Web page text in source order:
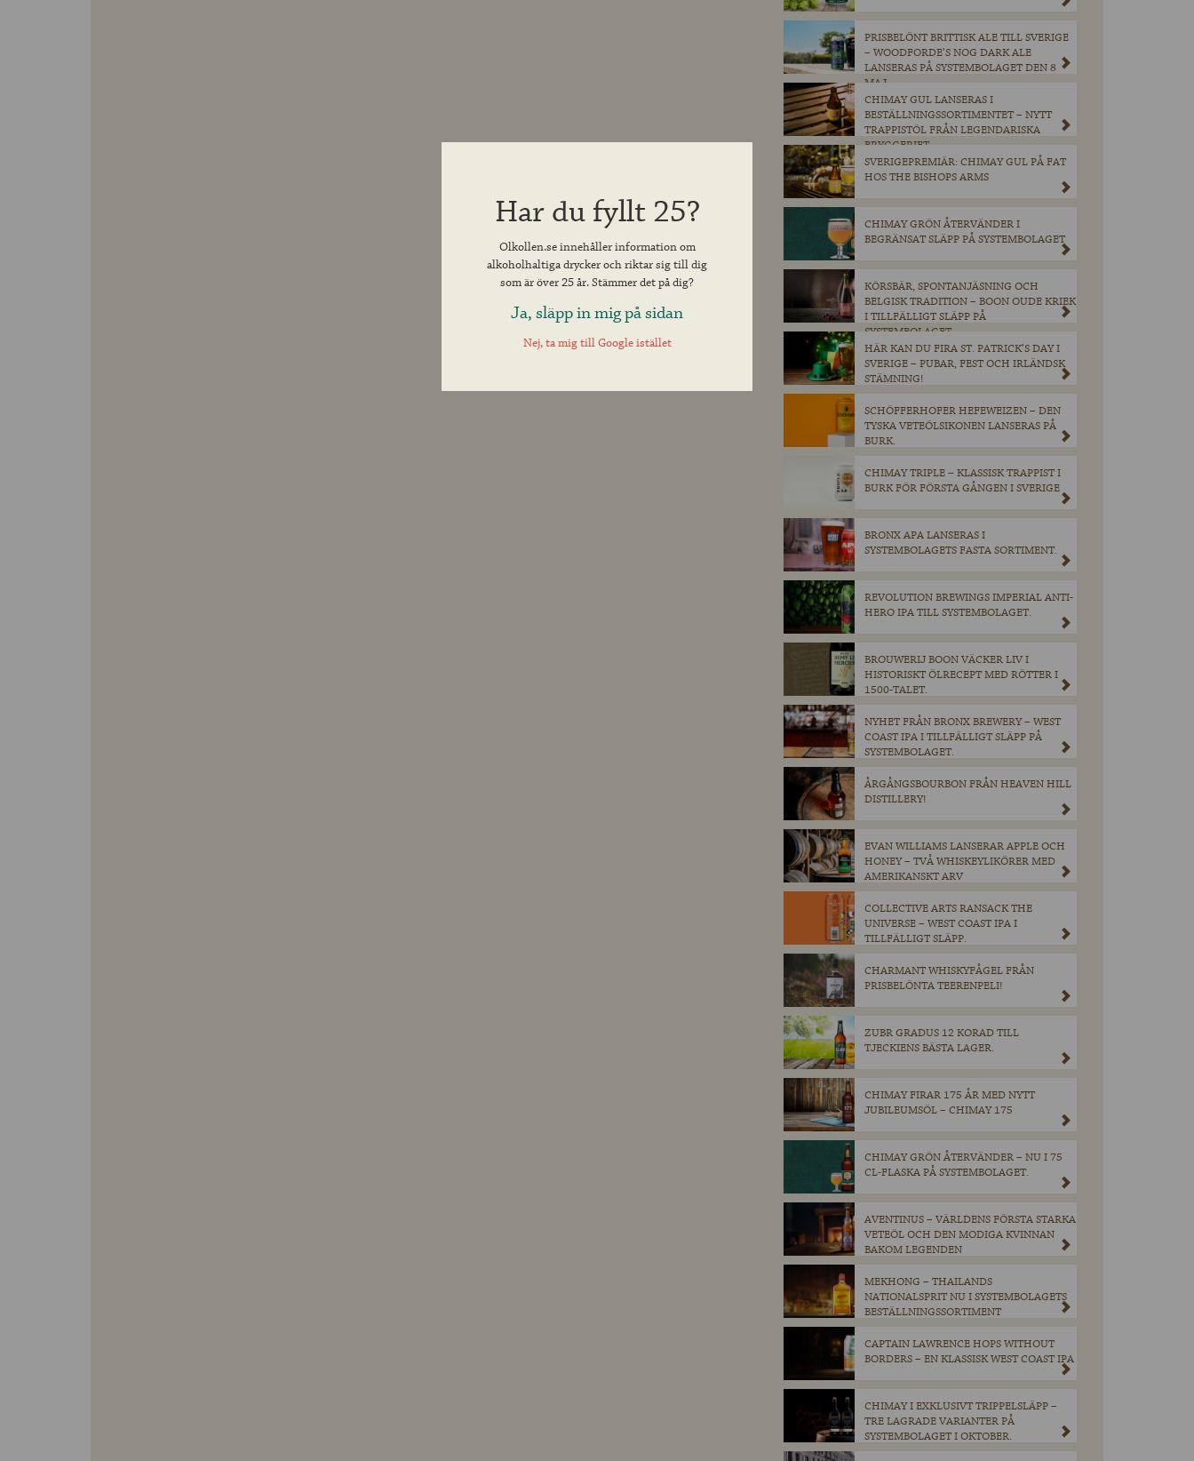
PRISBELÖNT BRITTISK ALE TILL SVERIGE
– WOODFORDE’S NOG DARK ALE
LANSERAS PÅ SYSTEMBOLAGET DEN 8
MAJ.
CHIMAY GUL LANSERAS I
BESTÄLLNINGSSORTIMENTET – NYTT
TRAPPISTÖL FRÅN LEGENDARISKA
BRYGGERIET
SVERIGEPREMIÄR: CHIMAY GUL PÅ FAT
HOS THE BISHOPS ARMS
CHIMAY GRÖN ÅTERVÄNDER I
BEGRÄNSAT SLÄPP PÅ SYSTEMBOLAGET
KÖRSBÄR, SPONTANJÄSNING OCH
BELGISK TRADITION – BOON OUDE KRIEK
I TILLFÄLLIGT SLÄPP PÅ
SYSTEMBOLAGET.
HÄR KAN DU FIRA ST. PATRICK’S DAY I
SVERIGE – PUBAR, FEST OCH IRLÄNDSK
STÄMNING!
SCHÖFFERHOFER HEFEWEIZEN – DEN
TYSKA VETEÖLSIKONEN LANSERAS PÅ
BURK.
CHIMAY TRIPLE – KLASSISK TRAPPIST I
BURK FÖR FÖRSTA GÅNGEN I SVERIGE
BRONX APA LANSERAS I
SYSTEMBOLAGETS FASTA SORTIMENT.
REVOLUTION BREWINGS IMPERIAL ANTI-
HERO IPA TILL SYSTEMBOLAGET.
BROUWERIJ BOON VÄCKER LIV I
HISTORISKT ÖLRECEPT MED RÖTTER I
1500-TALET.
NYHET FRÅN BRONX BREWERY – WEST
COAST IPA I TILLFÄLLIGT SLÄPP PÅ
SYSTEMBOLAGET.
ÅRGÅNGSBOURBON FRÅN HEAVEN HILL
DISTILLERY!
EVAN WILLIAMS LANSERAR APPLE OCH
HONEY – TVÅ WHISKEYLIKÖRER MED
AMERIKANSKT ARV
COLLECTIVE ARTS RANSACK THE
UNIVERSE – WEST COAST IPA I
TILLFÄLLIGT SLÄPP.
CHARMANT WHISKYFÅGEL FRÅN
PRISBELÖNTA TEERENPELI!
ZUBR GRADUS 12 KORAD TILL
TJECKIENS BÄSTA LAGER.
CHIMAY FIRAR 175 ÅR MED NYTT
JUBILEUMSÖL – CHIMAY 175
CHIMAY GRÖN ÅTERVÄNDER – NU I 75
CL-FLASKA PÅ SYSTEMBOLAGET.
AVENTINUS – VÄRLDENS FÖRSTA STARKA
VETEÖL OCH DEN MODIGA KVINNAN
BAKOM LEGENDEN
MEKHONG – THAILANDS
NATIONALSPRIT NU I SYSTEMBOLAGETS
BESTÄLLNINGSSORTIMENT
CAPTAIN LAWRENCE HOPS WITHOUT
BORDERS – EN KLASSISK WEST COAST IPA
CHIMAY I EXKLUSIVT TRIPPELSLÄPP –
TRE LAGRADE VARIANTER PÅ
SYSTEMBOLAGET I OKTOBER.
Har du fyllt 25?
Olkollen.se innehåller information om
alkoholhaltiga drycker och riktar sig till dig
som är över 25 år. Stämmer det på dig?
Ja, släpp in mig på sidan
Nej, ta mig till Google istället